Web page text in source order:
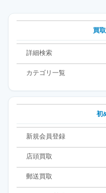
買
詳細検索
カテゴリ一覧
初
新規会員登録
店頭買取
郵送買取